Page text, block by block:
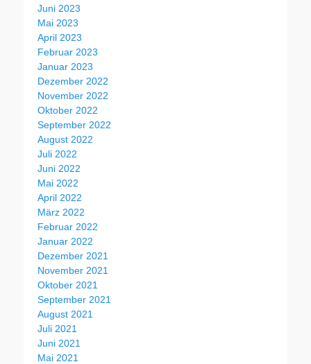
Juni 2023
Mai 2023
April 2023
Februar 2023
Januar 2023
Dezember 2022
November 2022
Oktober 2022
September 2022
August 2022
Juli 2022
Juni 2022
Mai 2022
April 2022
März 2022
Februar 2022
Januar 2022
Dezember 2021
November 2021
Oktober 2021
September 2021
August 2021
Juli 2021
Juni 2021
Mai 2021